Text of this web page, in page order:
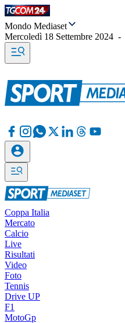
Mondo Mediaset
Mercoledì 18 Settembre 2024 -
Coppa Italia
Mercato
Calcio
Live
Risultati
Video
Foto
Tennis
Drive UP
F1
MotoGp